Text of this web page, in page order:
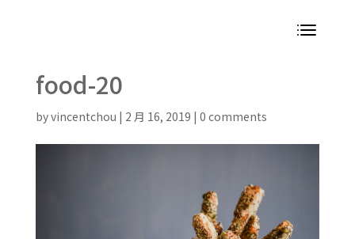
food-20
byvincentchou | 2 月 16, 2019 | 0 comments